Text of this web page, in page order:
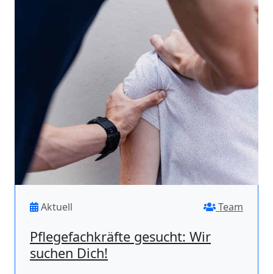
Aktuell Team
Pflegefachkräfte gesucht: Wir
suchen Dich!